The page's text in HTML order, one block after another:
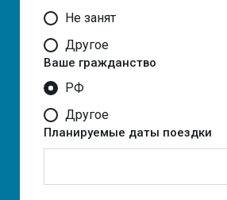
Не занят
Другое
Ваше гражданство
РФ
Другое
Планируемые даты поездки